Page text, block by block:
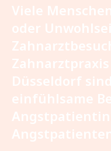
Viele
oder
Düsseldorf
einfühlsame